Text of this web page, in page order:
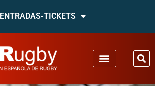
ENTRADAS-TICKETS